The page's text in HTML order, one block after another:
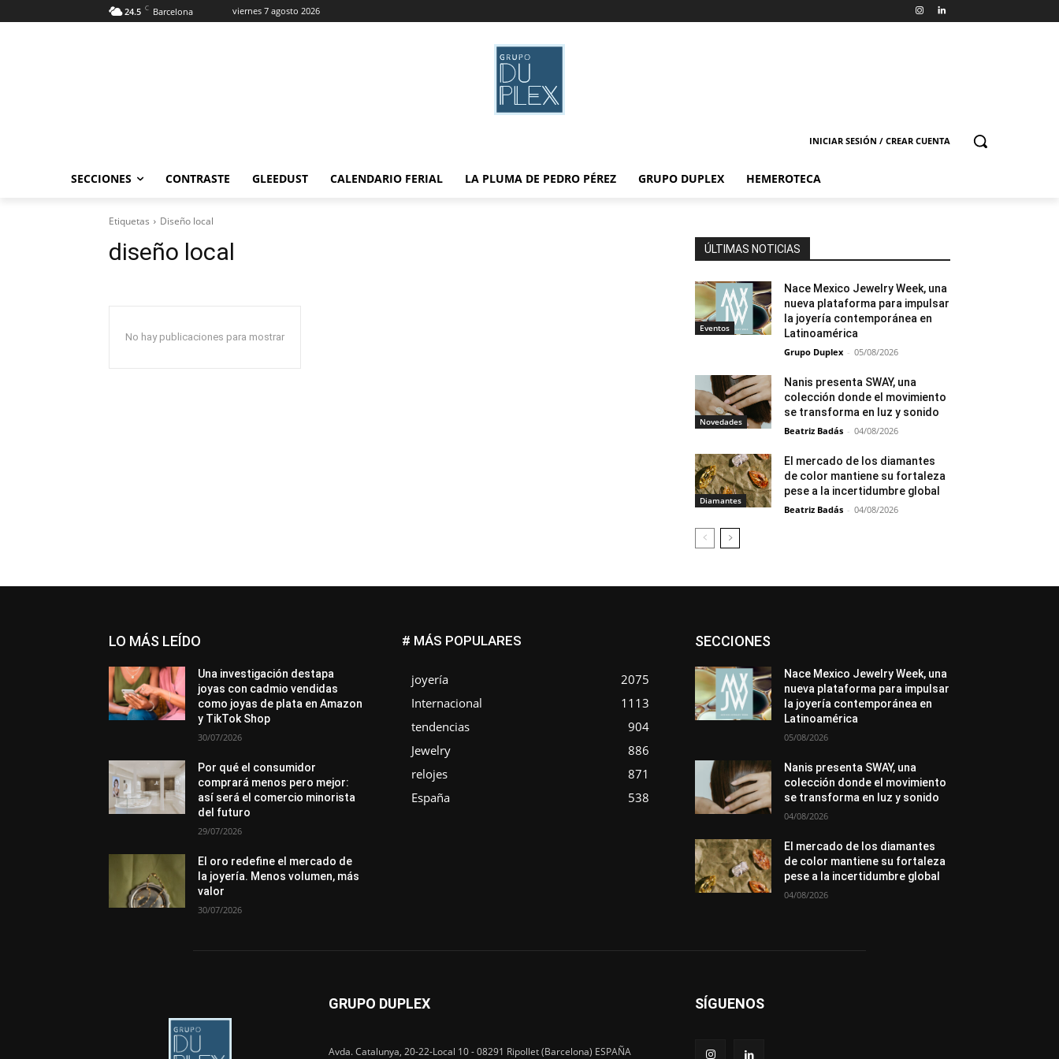
24.5 C Barcelona viernes 7 agosto 2026
INICIAR SESIÓN / CREAR CUENTA
SECCIONES CONTRASTE GLEEDUST CALENDARIO FERIAL LA PLUMA DE PEDRO PÉREZ GRUPO DUPLEX HEMEROTECA
Etiquetas Diseño local
diseño local
No hay publicaciones para mostrar
ÚLTIMAS NOTICIAS
Eventos
Nace Mexico Jewelry Week, una
nueva plataforma para impulsar
la joyería contemporánea en
Latinoamérica
Grupo Duplex - 05/08/2026
Novedades
Nanis presenta SWAY, una
colección donde el movimiento
se transforma en luz y sonido
Beatriz Badás - 04/08/2026
Diamantes
El mercado de los diamantes
de color mantiene su fortaleza
pese a la incertidumbre global
Beatriz Badás - 04/08/2026
LO MÁS LEÍDO
Una investigación destapa
joyas con cadmio vendidas
como joyas de plata en Amazon
y TikTok Shop
30/07/2026
Por qué el consumidor
comprará menos pero mejor:
así será el comercio minorista
del futuro
29/07/2026
El oro redefine el mercado de
la joyería. Menos volumen, más
valor
30/07/2026
# MÁS POPULARES
joyería
2075
Internacional
1113
tendencias
904
Jewelry
886
relojes
871
España
538
SECCIONESAsociaciones
En tendencia
In memoriam
La Pluma de Pedro Pérez
México
Mundo Técnico
Novedades
Opiniones
Perspectiva
Premios
Secciones
Sin categoría
Nace Mexico Jewelry Week, una
nueva plataforma para impulsar
la joyería contemporánea en
Latinoamérica
05/08/2026
Nanis presenta SWAY, una
colección donde el movimiento
se transforma en luz y sonido
04/08/2026
El mercado de los diamantes
de color mantiene su fortaleza
pese a la incertidumbre global
04/08/2026
GRUPO DUPLEX
Avda. Catalunya, 20-22-Local 10 - 08291 Ripollet (Barcelona) ESPAÑA
SÍGUENOS